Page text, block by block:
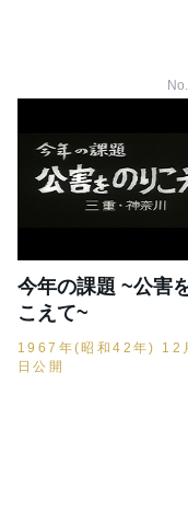
今年の課題 ~公害
こえて~
1967年(昭和42年) 12
日公開